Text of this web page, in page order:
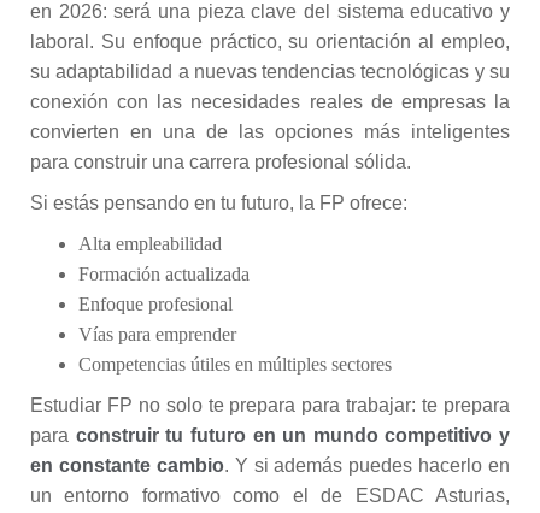
en 2026: será una pieza clave del sistema educativo y
laboral. Su enfoque práctico, su orientación al empleo,
su adaptabilidad a nuevas tendencias tecnológicas y su
conexión con las necesidades reales de empresas la
convierten en una de las opciones más inteligentes
para construir una carrera profesional sólida.
Si estás pensando en tu futuro, la FP ofrece:
Alta empleabilidad
Formación actualizada
Enfoque profesional
Vías para emprender
Competencias útiles en múltiples sectores
Estudiar FP no solo te prepara para trabajar: te prepara
para construir tu futuro en un mundo competitivo y
en constante cambio. Y si además puedes hacerlo en
un entorno formativo como el de ESDAC Asturias,